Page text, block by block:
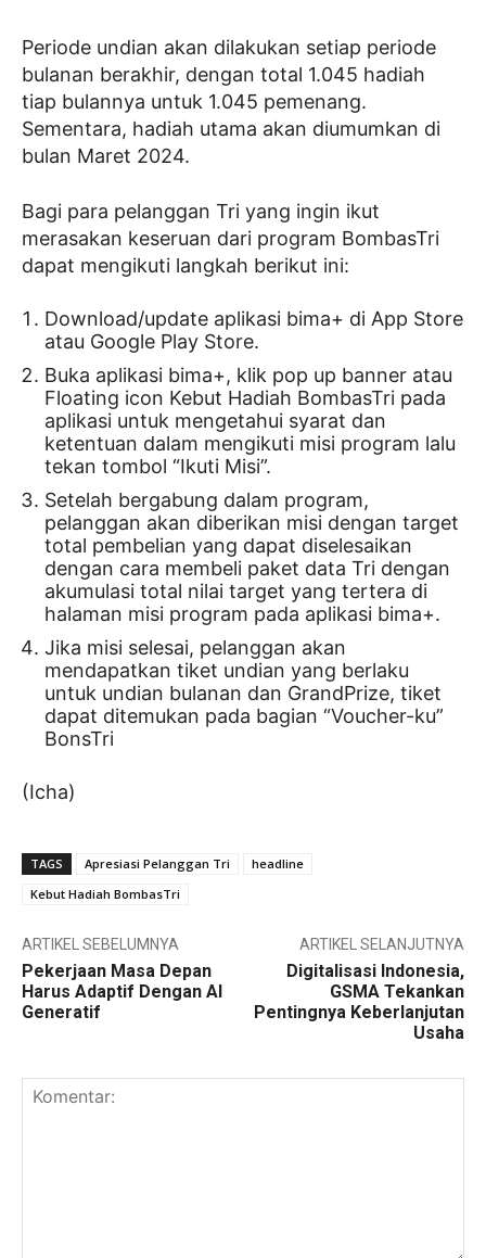
Periode undian akan dilakukan setiap periode
bulanan berakhir, dengan total 1.045 hadiah
tiap bulannya untuk 1.045 pemenang.
Sementara, hadiah utama akan diumumkan di
bulan Maret 2024.
Bagi para pelanggan Tri yang ingin ikut
merasakan keseruan dari program BombasTri
dapat mengikuti langkah berikut ini:
Download/update aplikasi bima+ di App Store
atau Google Play Store.
Buka aplikasi bima+, klik pop up banner atau
Floating icon Kebut Hadiah BombasTri pada
aplikasi untuk mengetahui syarat dan
ketentuan dalam mengikuti misi program lalu
tekan tombol “Ikuti Misi”.
Setelah bergabung dalam program,
pelanggan akan diberikan misi dengan target
total pembelian yang dapat diselesaikan
dengan cara membeli paket data Tri dengan
akumulasi total nilai target yang tertera di
halaman misi program pada aplikasi bima+.
Jika misi selesai, pelanggan akan
mendapatkan tiket undian yang berlaku
untuk undian bulanan dan GrandPrize, tiket
dapat ditemukan pada bagian “Voucher-ku”
BonsTri
(Icha)
TAGS Apresiasi Pelanggan Tri
headline
Kebut Hadiah BombasTri
ARTIKEL SEBELUMNYA
Pekerjaan Masa Depan
Harus Adaptif Dengan AI
Generatif
ARTIKEL SELANJUTNYA
Digitalisasi Indonesia,
GSMA Tekankan
Pentingnya Keberlanjutan
Usaha